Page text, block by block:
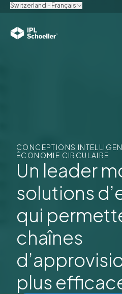
Switzerland - Français
A propos de nous
Offres d'emploi Nos bureaux
Rapports obligations
CONCEPTIONS
ÉCONOMIE CIRCULAIRE
Un leader
solutions
qui
chaînes
plus